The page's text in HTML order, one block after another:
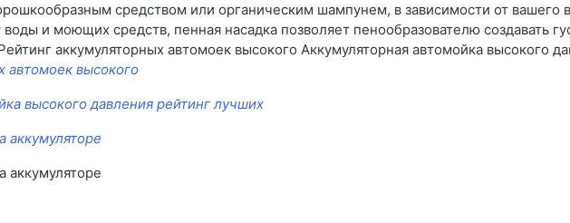
средством или органическим шампунем, в зависимости от
воды и моющих средств, пенная насадка позволяет пенообразователю создавать
аккумуляторных автомоек высокого Аккумуляторная автомойка высокого
автомоек высокого
высокого давления рейтинг лучших
аккумуляторе
аккумуляторе